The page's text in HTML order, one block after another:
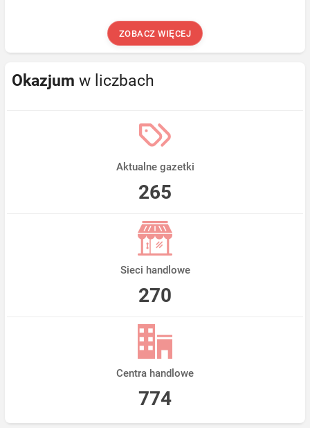
ZOBACZ WIĘCEJ
Okazjum w liczbach
Aktualne gazetki
265
Sieci handlowe
270
Centra handlowe
774